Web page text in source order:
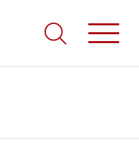
Onde as notícias
na Saúde!